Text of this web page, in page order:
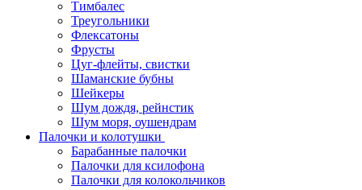
Тимбалес
Треугольники
Флексатоны
Фрусты
Цуг-флейты, свистки
Шаманские бубны
Шейкеры
Шум дождя, рейнстик
Шум моря, оушендрам
Палочки и колотушки
Барабанные палочки
Палочки для ксилофона
Палочки для колокольчиков